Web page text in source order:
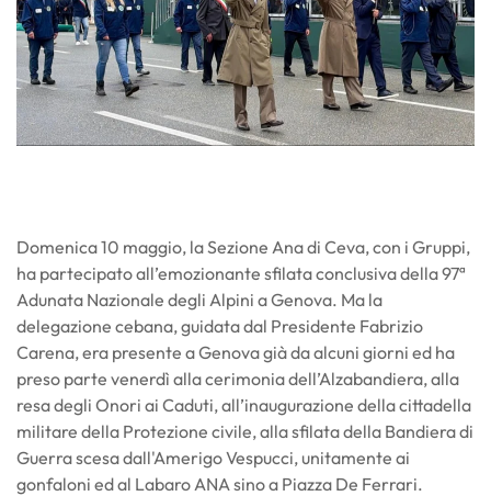
Domenica 10 maggio, la Sezione Ana di Ceva, con i Gruppi,
ha partecipato all’emozionante sfilata conclusiva della 97ª
Adunata Nazionale degli Alpini a Genova. Ma la
delegazione cebana, guidata dal Presidente Fabrizio
Carena, era presente a Genova già da alcuni giorni ed ha
preso parte venerdì alla cerimonia dell’Alzabandiera, alla
resa degli Onori ai Caduti, all’inaugurazione della cittadella
militare della Protezione civile, alla sfilata della Bandiera di
Guerra scesa dall'Amerigo Vespucci, unitamente ai
gonfaloni ed al Labaro ANA sino a Piazza De Ferrari.